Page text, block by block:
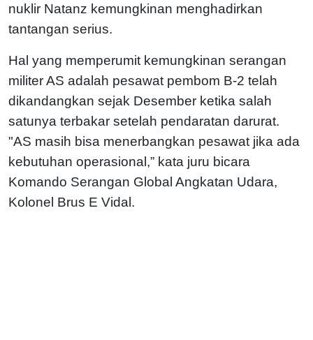
nuklir Natanz kemungkinan menghadirkan
tantangan serius.
Hal yang memperumit kemungkinan serangan
militer AS adalah pesawat pembom B-2 telah
dikandangkan sejak Desember ketika salah
satunya terbakar setelah pendaratan darurat.
"AS masih bisa menerbangkan pesawat jika ada
kebutuhan operasional,” kata juru bicara
Komando Serangan Global Angkatan Udara,
Kolonel Brus E Vidal.